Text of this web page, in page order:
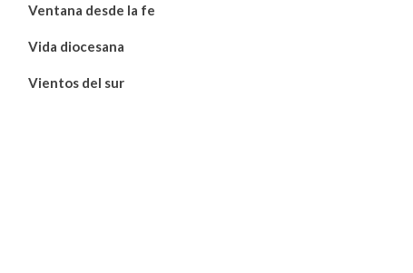
Ventana desde la fe
Vida diocesana
Vientos del sur